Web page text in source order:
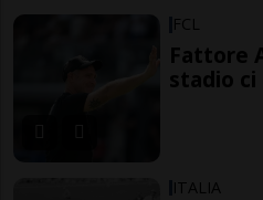
FCL
Fattore
stadio ci
ITALIA